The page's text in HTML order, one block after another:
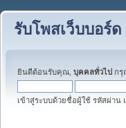
รับโพสเว็บบอร์ด
ยินดีต้อนรับคุณ, บุคคลทั่วไป กรุ
เข้าสู่ระบบด้วยชื่อผู้ใช้ รหัสผ่าน